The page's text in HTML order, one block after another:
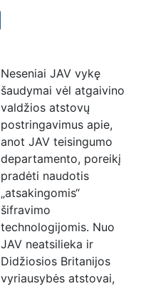
Neseniai JAV vykę
šaudymai vėl atgaivino
valdžios atstovų
postringavimus apie,
anot JAV teisingumo
departamento, poreikį
pradėti naudotis
„atsakingomis“
šifravimo
technologijomis. Nuo
JAV neatsilieka ir
Didžiosios Britanijos
vyriausybės atstovai,